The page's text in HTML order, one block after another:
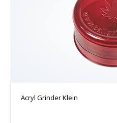
Acryl Grinder Klein